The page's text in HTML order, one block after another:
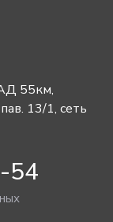
55км,
13/1, сеть
54